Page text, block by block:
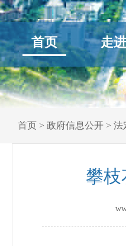
首页 走
首页 > 政府信息公开 > 法
攀枝